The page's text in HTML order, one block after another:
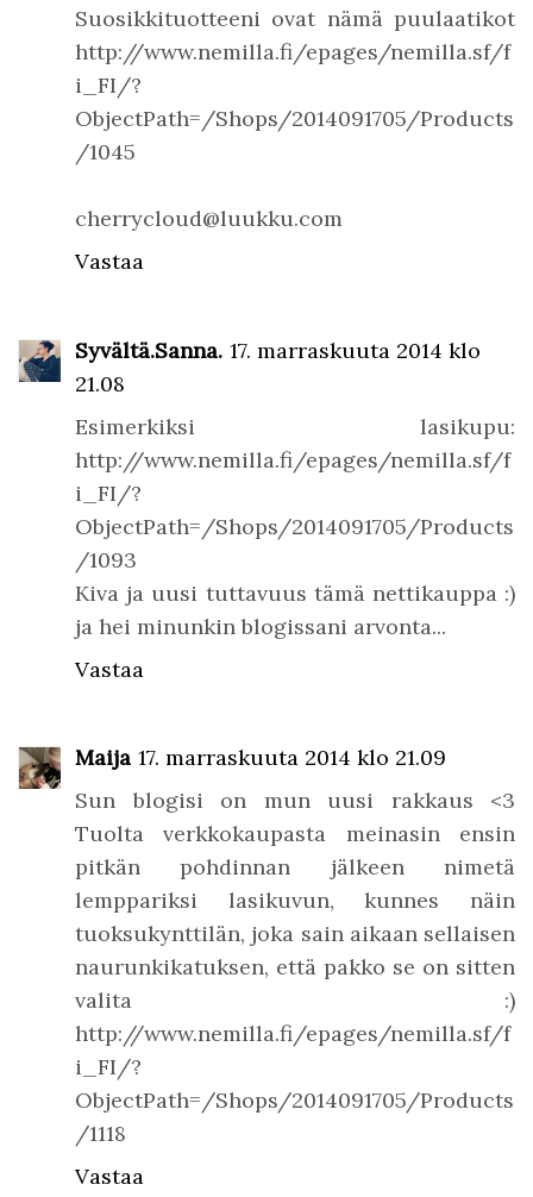
Suosikkituotteeni ovat nämä puulaatikot
http://www.nemilla.fi/epages/nemilla.sf/f
i_FI/?
ObjectPath=/Shops/2014091705/Products
/1045
cherrycloud@luukku.com
Vastaa
Syvältä.Sanna. 17. marraskuuta 2014 klo
21.08
Esimerkiksi lasikupu:
http://www.nemilla.fi/epages/nemilla.sf/f
i_FI/?
ObjectPath=/Shops/2014091705/Products
/1093
Kiva ja uusi tuttavuus tämä nettikauppa :)
ja hei minunkin blogissani arvonta...
Vastaa
Maija 17. marraskuuta 2014 klo 21.09
Sun blogisi on mun uusi rakkaus <3
Tuolta verkkokaupasta meinasin ensin
pitkän pohdinnan jälkeen nimetä
lemppariksi lasikuvun, kunnes näin
tuoksukynttilän, joka sain aikaan sellaisen
naurunkikatuksen, että pakko se on sitten
valita :)
http://www.nemilla.fi/epages/nemilla.sf/f
i_FI/?
ObjectPath=/Shops/2014091705/Products
/1118
Vastaa